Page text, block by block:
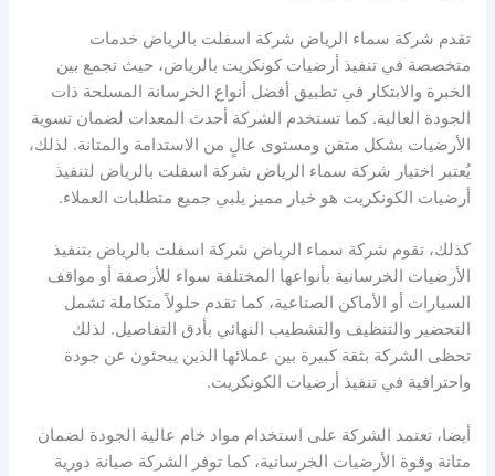
تقدم شركة سماء الرياض شركة اسفلت بالرياض خدمات
متخصصة في تنفيذ أرضيات كونكريت بالرياض، حيث تجمع بين
الخبرة والابتكار في تطبيق أفضل أنواع الخرسانة المسلحة ذات
الجودة العالية. كما تستخدم الشركة أحدث المعدات لضمان تسوية
الأرضيات بشكل متقن ومستوى عالٍ من الاستدامة والمتانة. لذلك،
يُعتبر اختيار شركة سماء الرياض شركة اسفلت بالرياض لتنفيذ
أرضيات الكونكريت هو خيار مميز يلبي جميع متطلبات العملاء.
كذلك، تقوم شركة سماء الرياض شركة اسفلت بالرياض بتنفيذ
الأرضيات الخرسانية بأنواعها المختلفة سواء للأرصفة أو مواقف
السيارات أو الأماكن الصناعية، كما تقدم حلولاً متكاملة تشمل
التحضير والتنظيف والتشطيب النهائي بأدق التفاصيل. لذلك
تحظى الشركة بثقة كبيرة بين عملائها الذين يبحثون عن جودة
واحترافية في تنفيذ أرضيات الكونكريت.
أيضا، تعتمد الشركة على استخدام مواد خام عالية الجودة لضمان
متانة وقوة الأرضيات الخرسانية، كما توفر الشركة صيانة دورية